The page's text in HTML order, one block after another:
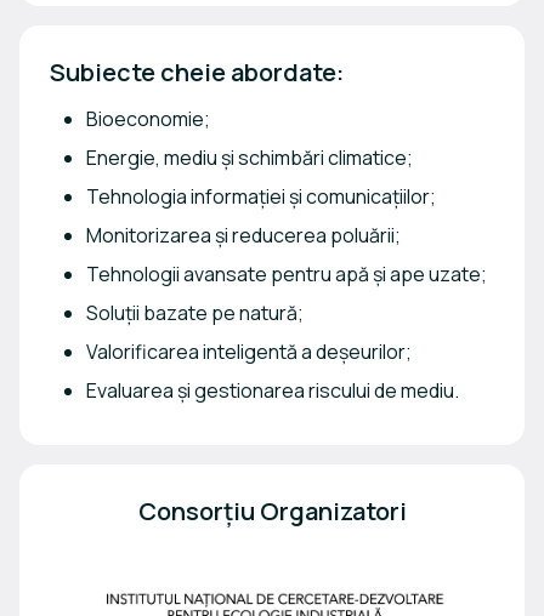
Subiecte cheie abordate:
Bioeconomie;
Energie, mediu și schimbări climatice;
Tehnologia informației și comunicațiilor;
Monitorizarea și reducerea poluării;
Tehnologii avansate pentru apă și ape uzate;
Soluții bazate pe natură;
Valorificarea inteligentă a deșeurilor;
Evaluarea și gestionarea riscului de mediu.
Consorțiu Organizatori